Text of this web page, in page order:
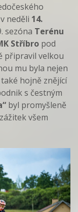
neděli 14.
sezóna Terénu
Stříbro pod
připravil velkou
mu byla nejen
hojně znějící
s čestným
byl promyšleně
všem